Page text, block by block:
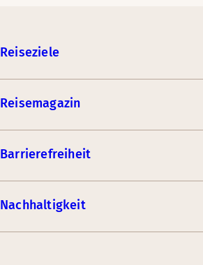
Reiseziele
Reisemagazin
Barrierefreiheit
Nachhaltigkeit